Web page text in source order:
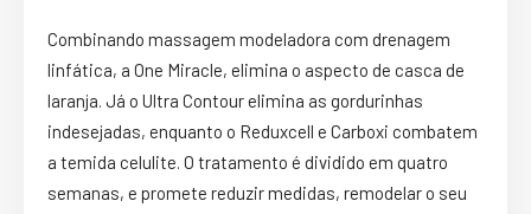
Combinando massagem modeladora com drenagem
linfática, a One Miracle, elimina o aspecto de casca de
laranja. Já o Ultra Contour elimina as gordurinhas
indesejadas, enquanto o Reduxcell e Carboxi combatem
a temida celulite. O tratamento é dividido em quatro
semanas, e promete reduzir medidas, remodelar o seu